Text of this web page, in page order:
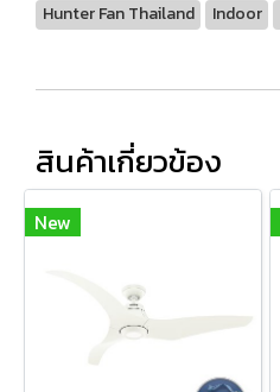
Hunter Fan Thailand Indoor
สินค้าเกี่ยวข้อง
New